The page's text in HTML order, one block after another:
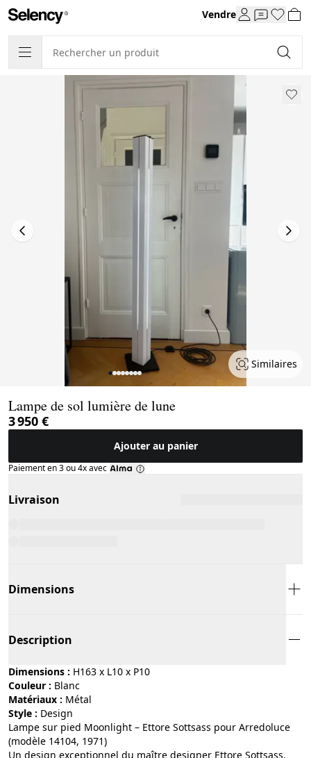
Vendre
Similaires
Lampe de sol lumière de lune
3 950 €
Ajouter au panier
Paiement en 3 ou 4x avec
Livraison
Dimensions
Description
Dimensions : H163 x L10 x P10
Couleur :
blanc
Matériaux :
métal
Style :
design
Lampe sur pied Moonlight – Ettore Sottsass pour Arredoluce
(modèle 14104, 1971)
Un design exceptionnel du maître designer Ettore Sottsass,